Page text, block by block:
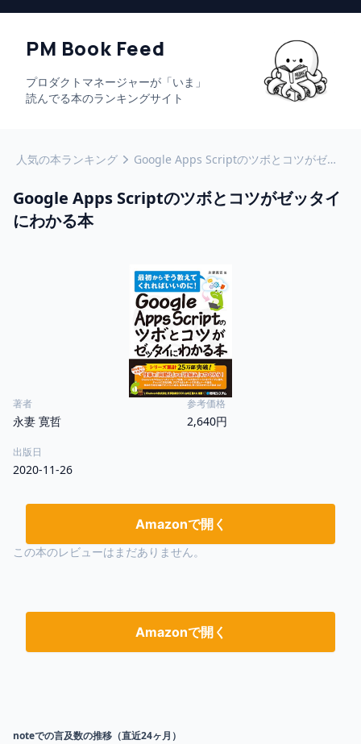
PM Book Feed
プロダクトマネージャーが「いま」
読んでる本のランキングサイト
人気の本ランキング Google Apps Scriptのツボとコツがゼッタイにわかる本
Google Apps Scriptのツボとコツがゼッタイ
にわかる本
著者
永妻 寛哲
参考価格
2,640円
出版日
2020-11-26
Amazonで開く
この本のレビューはまだありません。
Amazonで開く
noteでの言及数の推移（直近24ヶ月）